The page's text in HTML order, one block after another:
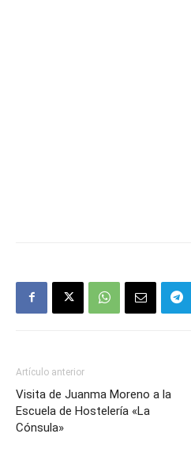
Artículo anterior
Visita de Juanma Moreno a la
Escuela de Hostelería «La
Cónsula»